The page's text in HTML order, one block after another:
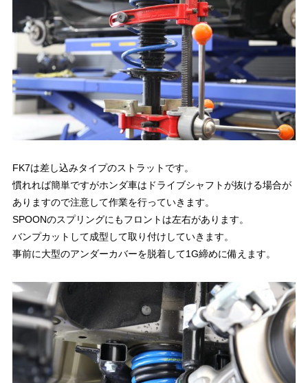
FK7は差し込みタイプのストラットです。
慣れれば簡単ですがホンダ車はドライブシャフトが抜ける場合が
ありますので注意して作業を行っていきます。
SPOONのスプリングにもフロントは左右があります。
バンプカットして成型して取り付けしていきます。
事前に大型のアンダーカバーを脱着して1G締めに備えます。